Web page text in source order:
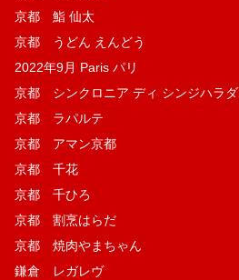
京都 鮨 仙太
京都 うどん えんどう
2022年9月 Paris パリ
京都 シンクロニア ディ シンジハラダ
京都 ラパルテ
京都 アマン京都
京都 千花
京都 千ひろ
京都 割烹はらだ
京都 焼肉やまちゃん
鎌倉 レガレヴ